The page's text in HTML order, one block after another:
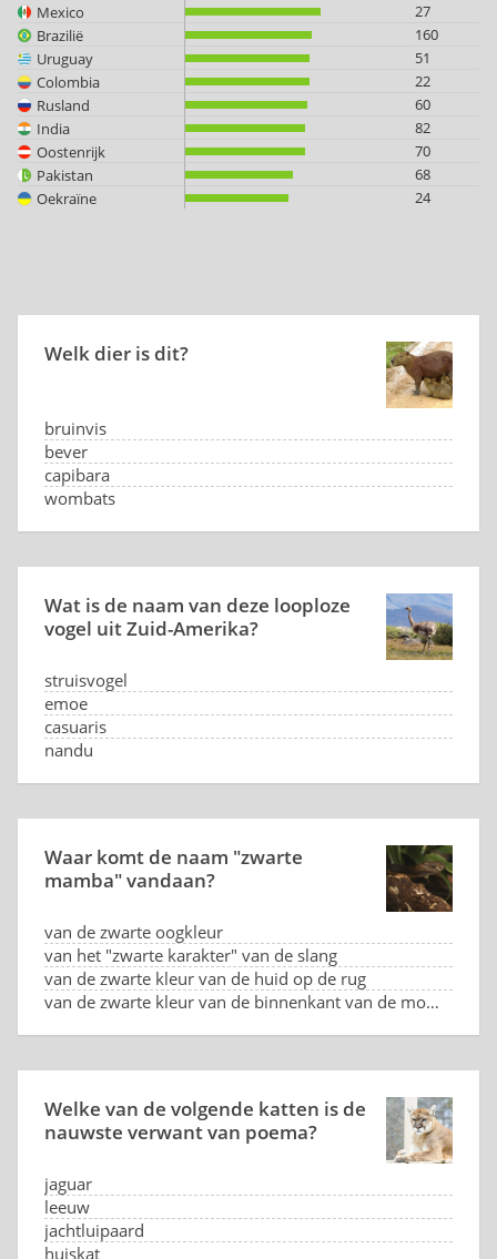
Mexico
27
Brazilië
160
Uruguay
51
Colombia
22
Rusland
60
India
82
Oostenrijk
70
Pakistan
68
Oekraïne
24
Welk dier is dit?
bruinvis
bever
capibara
wombats
Wat is de naam van deze looploze
vogel uit Zuid-Amerika?
struisvogel
emoe
casuaris
nandu
Waar komt de naam "zwarte
mamba" vandaan?
van de zwarte oogkleur
van het "zwarte karakter" van de slang
van de zwarte kleur van de huid op de rug
van de zwarte kleur van de binnenkant van de mond
Welke van de volgende katten is de
nauwste verwant van poema?
jaguar
leeuw
jachtluipaard
huiskat